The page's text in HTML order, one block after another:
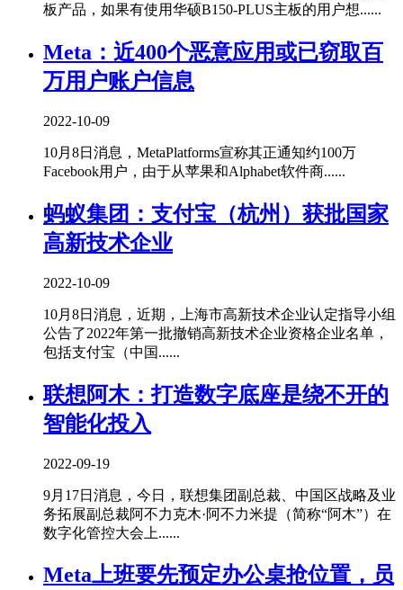
板产品，如果有使用华硕B150-PLUS主板的用户想......
Meta：近400个恶意应用或已窃取百
万用户账户信息
2022-10-09
10月8日消息，MetaPlatforms宣称其正通知约100万
Facebook用户，由于从苹果和Alphabet软件商......
蚂蚁集团：支付宝（杭州）获批国家
高新技术企业
2022-10-09
10月8日消息，近期，上海市高新技术企业认定指导小组
公告了2022年第一批撤销高新技术企业资格企业名单，
包括支付宝（中国......
联想阿木：打造数字底座是绕不开的
智能化投入
2022-09-19
9月17日消息，今日，联想集团副总裁、中国区战略及业
务拓展副总裁阿不力克木·阿不力米提（简称“阿木”）在
数字化管控大会上......
Meta上班要先预定办公桌抢位置，员